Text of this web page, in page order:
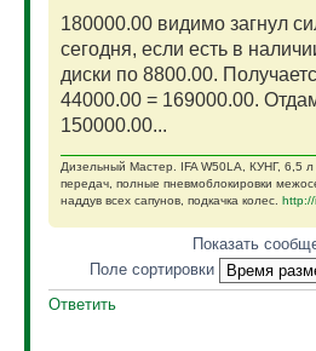
180000.00 видимо загнул
сегодня, если есть в
диски по 8800.00.
44000.00 = 169000.00.
150000.00...
Дизельный Мастер. IFA W50LA, КУНГ, 6,5
передач, полные пневмоблокировки
наддув всех сапунов, подкачка колес. http://
Показать
Поле сортировки
Ответить